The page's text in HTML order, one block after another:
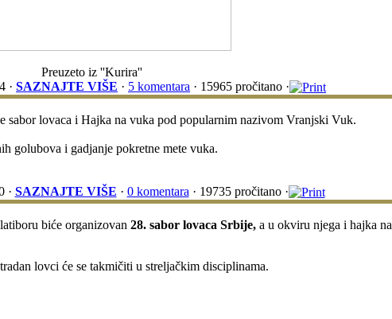
Preuzeto iz ''Kurira''
· SAZNAJTE VIŠE · 5 komentara · 15965 pročitano ·
sabor lovaca i Hajka na vuka pod popularnim nazivom Vranjski Vuk.
golubova i gadjanje pokretne mete vuka.
· SAZNAJTE VIŠE · 0 komentara · 19735 pročitano ·
biće organizovan 28. sabor lovaca Srbije,a u okviru njega i hajka na
lovci će se takmičiti u streljačkim disciplinama.